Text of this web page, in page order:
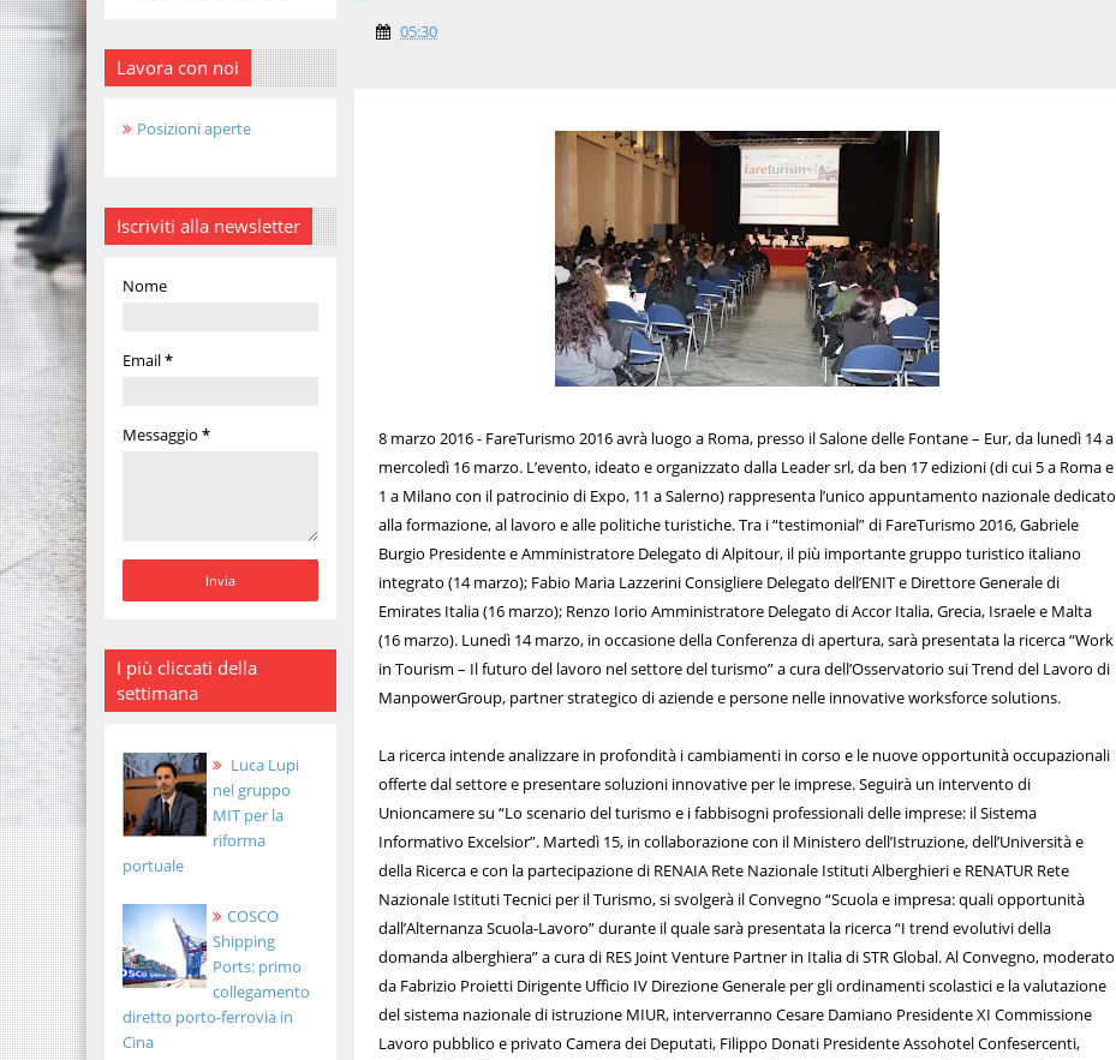
Lavora con noi
Posizioni aperte
Iscriviti alla newsletter
Nome
Email*
Messaggio *
I più cliccati della
settimana
Luca Lupi
nel gruppo
MIT per la
riforma
portuale
COSCO
Shipping
Ports: primo
collegamento
diretto porto-ferrovia in
Cina
05:30
8 marzo 2016 - FareTurismo 2016 avrà luogo a Roma, presso il Salone delle Fontane – Eur, da lunedì 14 a
mercoledì 16 marzo. L’evento, ideato e organizzato dalla Leader srl, da ben 17 edizioni (di cui 5 a Roma e
1 a Milano con il patrocinio di Expo, 11 a Salerno) rappresenta l’unico appuntamento nazionale dedicato
alla formazione, al lavoro e alle politiche turistiche. Tra i “testimonial” di FareTurismo 2016, Gabriele
Burgio Presidente e Amministratore Delegato di Alpitour, il più importante gruppo turistico italiano
integrato (14 marzo); Fabio Maria Lazzerini Consigliere Delegato dell’ENIT e Direttore Generale di
Emirates Italia (16 marzo); Renzo Iorio Amministratore Delegato di Accor Italia, Grecia, Israele e Malta
(16 marzo). Lunedì 14 marzo, in occasione della Conferenza di apertura, sarà presentata la ricerca “Work
in Tourism – Il futuro del lavoro nel settore del turismo” a cura dell’Osservatorio sui Trend del Lavoro di
ManpowerGroup, partner strategico di aziende e persone nelle innovative worksforce solutions.
La ricerca intende analizzare in profondità i cambiamenti in corso e le nuove opportunità occupazionali
offerte dal settore e presentare soluzioni innovative per le imprese. Seguirà un intervento di
Unioncamere su “Lo scenario del turismo e i fabbisogni professionali delle imprese: il Sistema
Informativo Excelsior”. Martedì 15, in collaborazione con il Ministero dell’Istruzione, dell’Università e
della Ricerca e con la partecipazione di RENAIA Rete Nazionale Istituti Alberghieri e RENATUR Rete
Nazionale Istituti Tecnici per il Turismo, si svolgerà il Convegno “Scuola e impresa: quali opportunità
dall’Alternanza Scuola-Lavoro” durante il quale sarà presentata la ricerca “I trend evolutivi della
domanda alberghiera” a cura di RES Joint Venture Partner in Italia di STR Global. Al Convegno, moderato
da Fabrizio Proietti Dirigente Ufficio IV Direzione Generale per gli ordinamenti scolastici e la valutazione
del sistema nazionale di istruzione MIUR, interverranno Cesare Damiano Presidente XI Commissione
Lavoro pubblico e privato Camera dei Deputati, Filippo Donati Presidente Assohotel Confesercenti,